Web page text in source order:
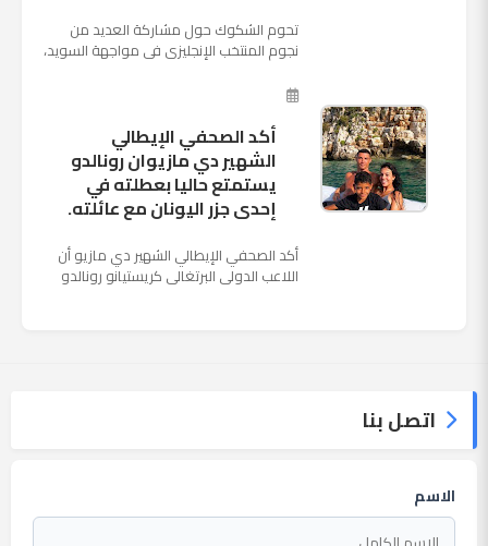
تحوم الشكوك حول مشاركة العديد من
نجوم المنتخب الإنجليزى فى مواجهة السويد،
ملعب "كوزموس آ...
أكد الصحفي الإيطالي
الشهير دي مازيوان رونالدو
يستمتع حاليا بعطلته في
إحدى جزر اليونان مع عائلته.
أكد الصحفي الإيطالي الشهير دي مازيو أن
اللاعب الدولي البرتغالي كريستيانو رونالدو
اتصل بنا
الاسم